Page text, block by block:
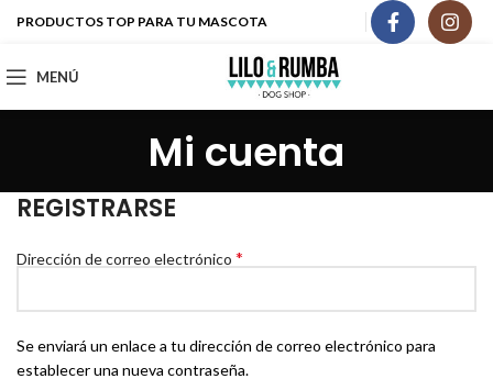
PRODUCTOS TOP PARA TU MASCOTA
MENÚ
Mi cuenta
REGISTRARSE
Dirección de correo electrónico *
Se enviará un enlace a tu dirección de correo electrónico para
establecer una nueva contraseña.